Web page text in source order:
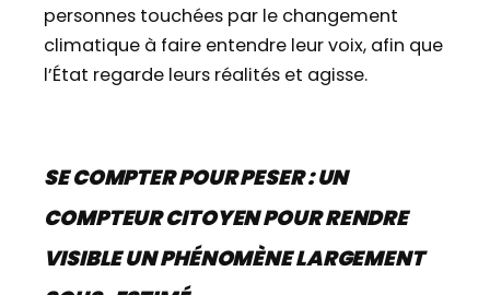
personnes touchées par le changement
climatique à faire entendre leur voix, afin que
l’État regarde leurs réalités et agisse.
SE COMPTER POUR PESER : UN
COMPTEUR CITOYEN POUR RENDRE
VISIBLE UN PHÉNOMÈNE LARGEMENT